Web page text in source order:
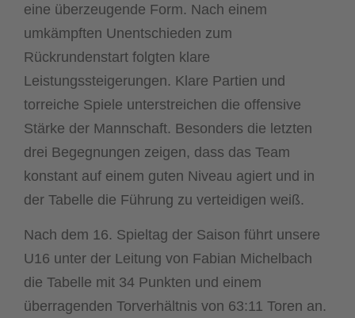
eine überzeugende Form. Nach einem
umkämpften Unentschieden zum
Rückrundenstart folgten klare
Leistungssteigerungen. Klare Partien und
torreiche Spiele unterstreichen die offensive
Stärke der Mannschaft. Besonders die letzten
drei Begegnungen zeigen, dass das Team
konstant auf einem guten Niveau agiert und in
der Tabelle die Führung zu verteidigen weiß.
Nach dem 16. Spieltag der Saison führt unsere
U16 unter der Leitung von Fabian Michelbach
die Tabelle mit 34 Punkten und einem
überragenden Torverhältnis von 63:11 Toren an.